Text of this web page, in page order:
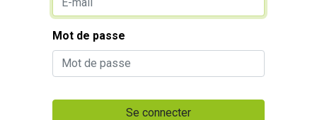
Mot de passe
Se connecter